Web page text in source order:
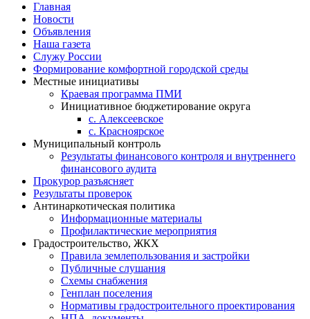
Главная
Новости
Объявления
Наша газета
Служу России
Формирование комфортной городской среды
Местные инициативы
Краевая программа ПМИ
Инициативное бюджетирование округа
с. Алексеевское
с. Красноярское
Муниципальный контроль
Результаты финансового контроля и внутреннего
финансового аудита
Прокурор разъясняет
Результаты проверок
Антинаркотическая политика
Информационные материалы
Профилактические мероприятия
Градостроительство, ЖКХ
Правила землепользования и застройки
Публичные слушания
Схемы снабжения
Генплан поселения
Нормативы градостроительного проектирования